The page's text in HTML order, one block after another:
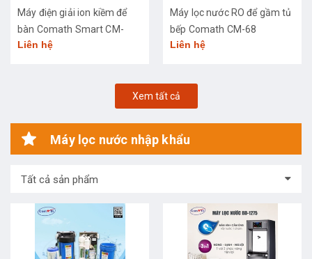
Máy điện giải ion kiềm để
bàn Comath Smart CM-
3668
Liên hệ
Máy lọc nước RO để gầm tủ
bếp Comath CM-68
Liên hệ
Xem tất cả
Máy lọc nước nhập khẩu
Tất cả sản phẩm